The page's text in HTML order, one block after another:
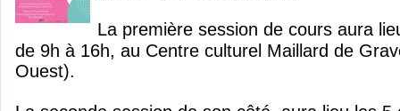
La première session de cours aura
de 9h à 16h, au Centre culturel Maillard de
Ouest).